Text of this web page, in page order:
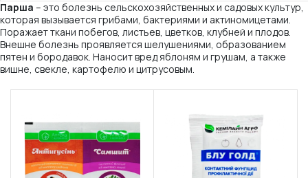
Парша – это болезнь сельскохозяйственных и садовых культур,
которая вызывается грибами, бактериями и актиномицетами.
Поражает ткани побегов, листьев, цветков, клубней и плодов.
Внешне болезнь проявляется шелушениями, образованием
пятен и бородавок. Наносит вред яблоням и грушам, а также
вишне, свекле, картофелю и цитрусовым.